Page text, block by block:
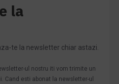
la
te la newsletter chiar astazi.
ul nostru iti vom trimite un
Cand esti abonat la newsletter-ul